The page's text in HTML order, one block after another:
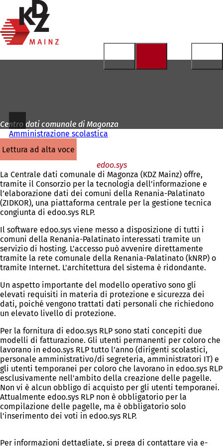
Vai al contenuto
pagina
iniziale
Centro dati comunale di Magonza
Amministrazione scolastica
lettura ad alta voce
edoo.sys
La Centrale dati comunale di Magonza (KDZ Mainz) offre,
tramite il Consorzio per la tecnologia dell’informazione e
l’elaborazione dati dei comuni della Renania-Palatinato
(ZIDKOR), una piattaforma centrale per la gestione tecnica
congiunta di edoo.sys RLP.
Il software edoo.sys viene messo a disposizione di tutti i
comuni della Renania-Palatinato interessati tramite un
servizio di hosting. L'accesso può avvenire direttamente
tramite la rete comunale della Renania-Palatinato (kNRP) o
tramite Internet. L'architettura del sistema è ridondante.
Un aspetto importante del modello operativo sono gli
elevati requisiti in materia di protezione e sicurezza dei
dati, poiché vengono trattati dati personali che richiedono
un elevato livello di protezione.
Per la fornitura di edoo.sys RLP sono stati concepiti due
modelli di fatturazione. Gli utenti permanenti per coloro che
lavorano in edoo.sys RLP tutto l'anno (dirigenti scolastici,
personale amministrativo/di segreteria, amministratori IT) e
gli utenti temporanei per coloro che lavorano in edoo.sys RLP
esclusivamente nell'ambito della creazione delle pagelle.
Non vi è alcun obbligo di acquisto per gli utenti temporanei.
Attualmente edoo.sys RLP non è obbligatorio per la
compilazione delle pagelle, ma è obbligatorio solo
l'inserimento dei voti in edoo.sys RLP.
Per informazioni dettagliate, si prega di contattare via e-